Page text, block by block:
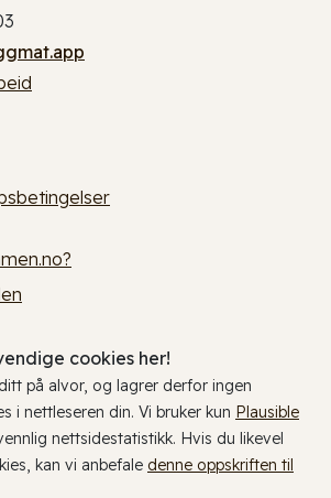
cookies her!
på alvor, og lagrer derfor ingen
i nettleseren din. Vi bruker kun Plausible
nettsidestatistikk. Hvis du likevel
kan vi anbefale denne oppskriften til